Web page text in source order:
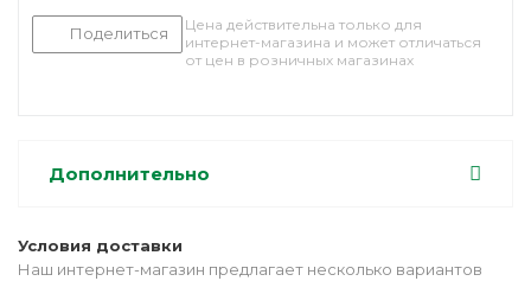
Поделиться
Цена действительна только для
интернет-магазина и может отличаться
от цен в розничных магазинах
Дополнительно
Условия доставки
Наш интернет-магазин предлагает несколько вариантов